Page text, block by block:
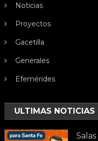
Noticias
Proyectos
Gacetilla
Generales
Efemérides
ULTIMAS NOTICIAS